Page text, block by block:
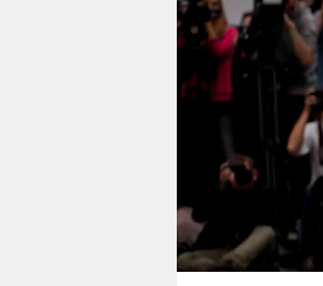
verlag
veranstaltungen
fragen & hilfe
unterstützen
abo